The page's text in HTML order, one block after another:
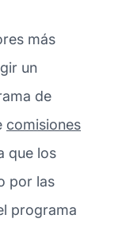
más
un
de
comisiones
que los
por las
programa